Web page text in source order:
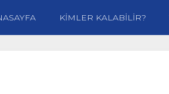
KİMLER KALABİLİR?